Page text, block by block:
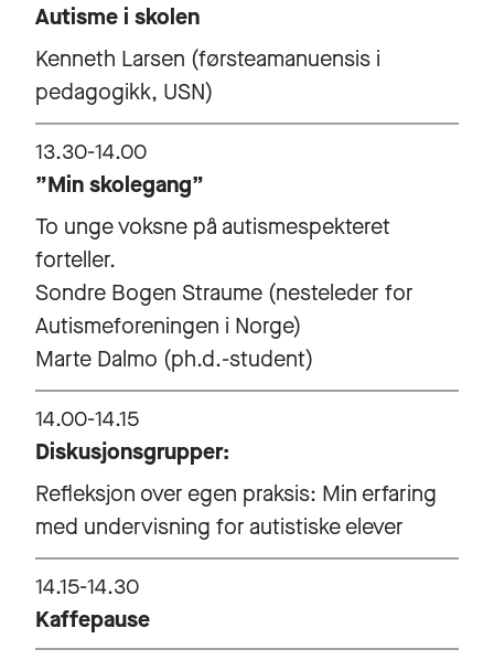
Autisme i skolen
Kenneth Larsen (førsteamanuensis i
pedagogikk, USN)
13.30-14.00
”Min skolegang”
To unge voksne på autismespekteret
forteller.
Sondre Bogen Straume (nesteleder for
Autismeforeningen i Norge)
Marte Dalmo (ph.d.-student)
14.00-14.15
Diskusjonsgrupper:
Refleksjon over egen praksis: Min erfaring
med undervisning for autistiske elever
14.15-14.30
Kaffepause